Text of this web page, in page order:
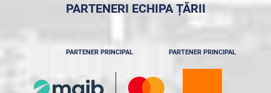
PARTENERI ECHIPA ȚĂRII
PARTENER PRINCIPAL PARTENER PRINCIPAL